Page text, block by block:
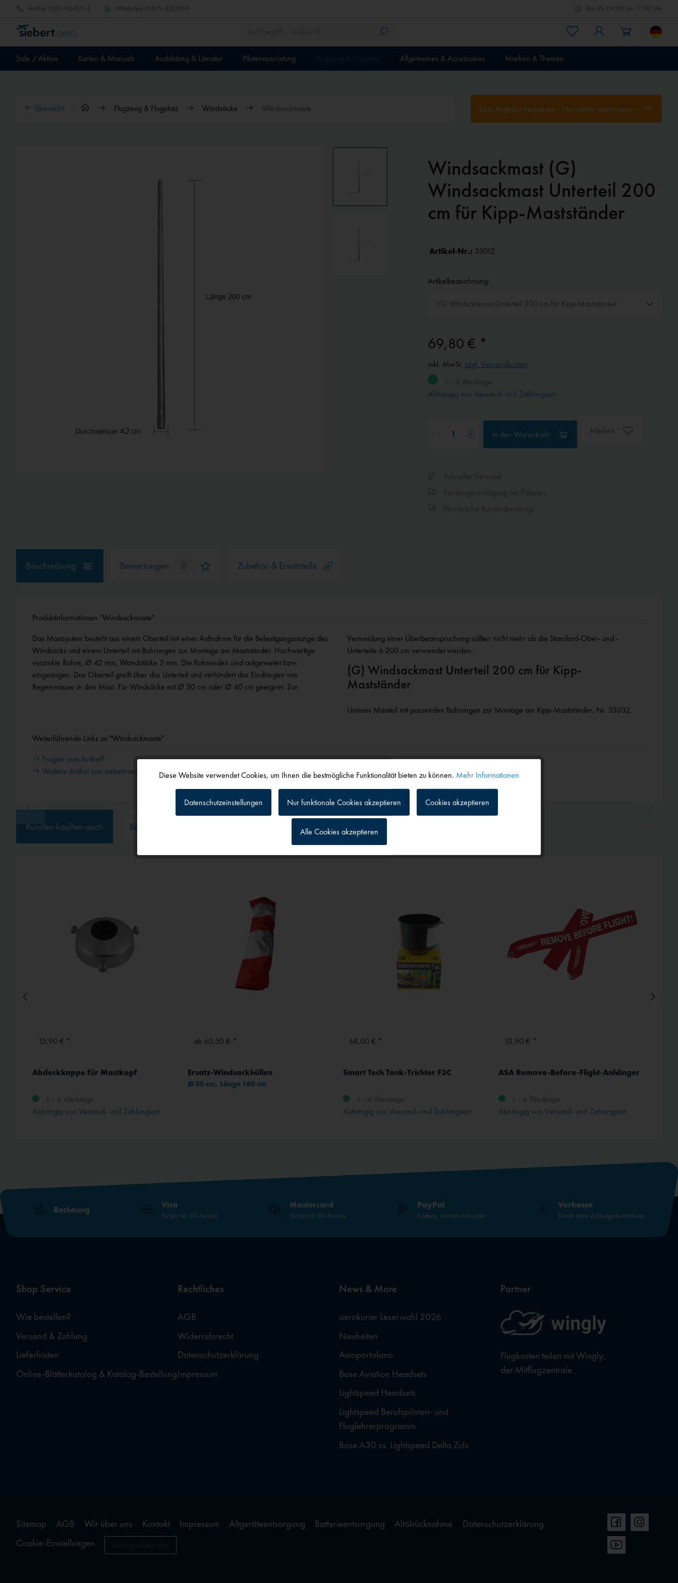
Hotline 0251-92459-3 WhatsApp 01579-2351959 Mo.-Fr. 09:00 bis 17:00 Uhr
Sale / Aktion Karten & Manuals Ausbildung & Literatur Pilotenausrüstung Allgemeines & Accessoires Marken & Themen
Übersicht Flugzeug & Flugplatz Windsäcke Windsackmaste Kein Angebot verpassen - Newsletter abonnieren
Windsackmast (G)
Windsackmast Unterteil 200
cm für Kipp-Mastständer
Artikel-Nr.: 33012
Artikelbezeichnung:
69,80 € *
inkl. MwSt. zzgl. Versandkosten
Abhängig von Versand- und Zahlungsart
In den Warenkorb Merken
Beschreibung Bewertungen 0 Zubehör & Ersatzteile
Produktinformationen "Windsackmaste"
Das Mastsystem besteht aus einem Oberteil mit einer Aufnahme für die Befestigungsstange des
Windsacks und einem Unterteil mit Bohrungen zur Montage am Mastständer. Hochwertige
verzinkte Rohre, Ø 42 mm, Wandstärke 2 mm. Die Rohrenden sind aufgeweitet bzw.
eingezogen. Das Oberteil greift über das Unterteil und verhindert das Eindringen von
Regenwasser in den Mast. Für Windsäcke mit Ø 30 cm oder Ø 40 cm geeignet. Zur
Vermeidung einer Überbeanspruchung sollten nicht mehr als die Standard-Ober- und -
Unterteile à 200 cm verwendet werden.
(G) Windsackmast Unterteil 200 cm für Kipp-
Mastständer
Unteres Mastteil mit passenden Bohrungen zur Montage am Kipp-Mastständer, Nr. 33032.
Weiterführende Links zu "Windsackmaste"
Fragen zum Artikel?
Weitere Artikel von siebert.aero
Kunden kauften auch Kunden haben sich ebenfalls angesehen
15,90 € *
Abdeckkappe für Mastkopf
1 - 4 Werktage
Abhängig von Versand- und Zahlungsart
ab 60,50 € *
Ersatz-Windsackhüllen
Ø 30 cm, Länge 180 cm
68,00 € *
Smart Tech Tank-Trichter F3C
1 - 4 Werktage
Abhängig von Versand- und Zahlungsart
12,90 € *
ASA Remove-Before-Flight-Anhänger
1 - 4 Werktage
Abhängig von Versand- und Zahlungsart
Rechnung Visa
Sicher mit 3D-Secure
Mastercard
Sicher mit 3D-Secure
PayPal
Einfach, schnell und sicher
Vorkasse
Direkt ohne Zahlungsdienstleister
Shop Service
Wie bestellen?
Versand & Zahlung
Lieferfristen
Online-Blätterkatalog & Katalog-Bestellung
Rechtliches
AGB
Widerrufsrecht
Datenschutzerklärung
Impressum
News & More
aerokurier Leserwahl 2026
Neuheiten
Avioportolano
Bose Aviation Headsets
Lightspeed Headsets
Lightspeed Berufspiloten- und
Fluglehrerprogramm
Bose A30 vs. Lightspeed Delta Zulu
Partner
Flugkosten teilen mit Wingly,
der Mitflugzentrale
Sitemap AGB Wir über uns Kontakt Impressum Altgeräteentsorgung Batterieentsorgung Altölrücknahme
Datenschutzerklärung
Cookie-Einstellungen
Tracking Inaktiv
Diese Website verwendet Cookies, um Ihnen die bestmögliche Funktionalität bieten zu können. Mehr Informationen
Datenschutzeinstellungen Nur funktionale Cookies akzeptieren Cookies akzeptieren
Alle Cookies akzeptieren